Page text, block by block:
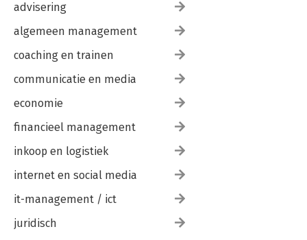
advisering
algemeen management
coaching en trainen
communicatie en media
economie
financieel management
inkoop en logistiek
internet en social media
it-management / ict
juridisch